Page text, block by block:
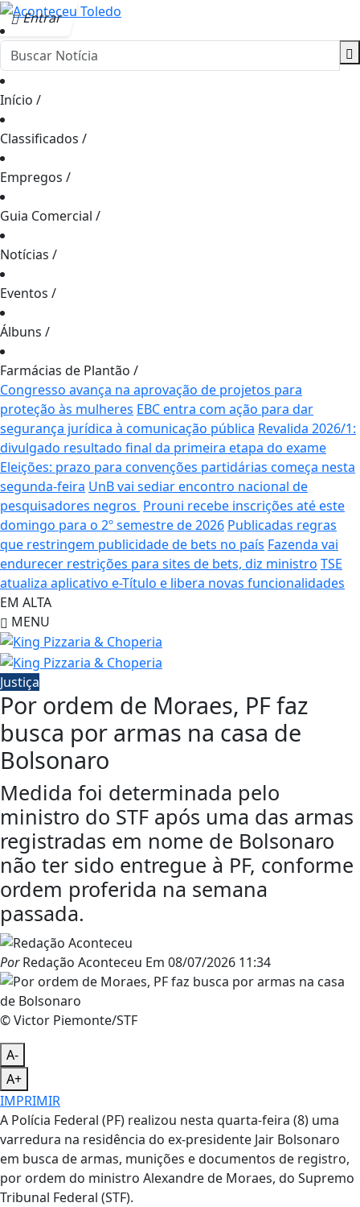
Entrar
Início /
Classificados /
Empregos /
Guia Comercial /
Notícias /
Eventos /
Álbuns /
Farmácias de Plantão /
Congresso avança na aprovação de projetos para
proteção às mulheres EBC entra com ação para dar
segurança jurídica à comunicação pública Revalida 2026/1:
divulgado resultado final da primeira etapa do exame
Eleições: prazo para convenções partidárias começa nesta
segunda-feira UnB vai sediar encontro nacional de
pesquisadores negros Prouni recebe inscrições até este
domingo para o 2º semestre de 2026 Publicadas regras
que restringem publicidade de bets no país Fazenda vai
endurecer restrições para sites de bets, diz ministro TSE
atualiza aplicativo e-Título e libera novas funcionalidades
EM ALTA
MENU
Justiça
Por ordem de Moraes, PF faz
busca por armas na casa de
Bolsonaro
Medida foi determinada pelo
ministro do STF após uma das armas
registradas em nome de Bolsonaro
não ter sido entregue à PF, conforme
ordem proferida na semana
passada.
PorRedação Aconteceu Em 08/07/2026 11:34
© Victor Piemonte/STF
A-
A+
IMPRIMIR
A Polícia Federal (PF) realizou nesta quarta-feira (8) uma
varredura na residência do ex-presidente Jair Bolsonaro
em busca de armas, munições e documentos de registro,
por ordem do ministro Alexandre de Moraes, do Supremo
Tribunal Federal (STF).